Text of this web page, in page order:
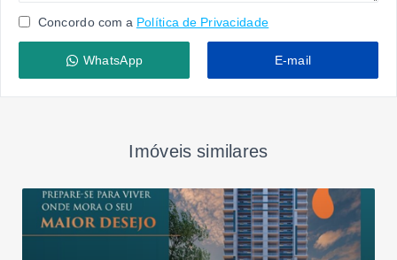
Concordo com a Política de Privacidade
WhatsApp E-mail
Imóveis similares